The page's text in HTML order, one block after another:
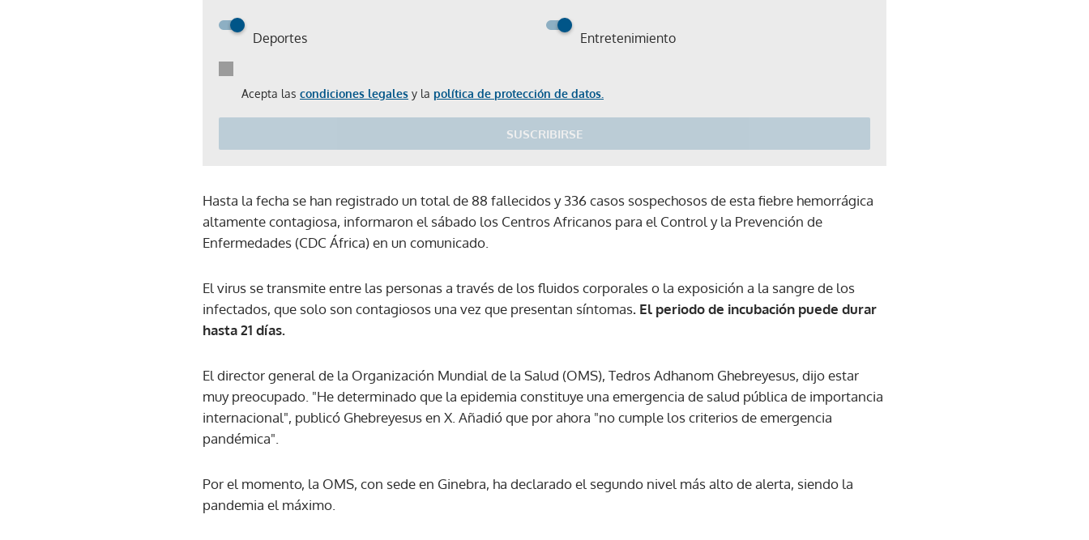
Deportes Entretenimiento
Acepta las condiciones legales y la política de protección de datos.
SUSCRIBIRSE
Gracias por suscribirte a nuestro boletín.
ACEPTAR
Hasta la fecha se han registrado un total de 88 fallecidos y 336 casos sospechosos de esta fiebre hemorrágica
altamente contagiosa, informaron el sábado los Centros Africanos para el Control y la Prevención de
Enfermedades (CDC África) en un comunicado.
El virus se transmite entre las personas a través de los fluidos corporales o la exposición a la sangre de los
infectados, que solo son contagiosos una vez que presentan síntomas. El periodo de incubación puede durar
hasta 21 días.
El director general de la Organización Mundial de la Salud (OMS), Tedros Adhanom Ghebreyesus, dijo estar
muy preocupado. "He determinado que la epidemia constituye una emergencia de salud pública de importancia
internacional", publicó Ghebreyesus en X. Añadió que por ahora "no cumple los criterios de emergencia
pandémica".
Por el momento, la OMS, con sede en Ginebra, ha declarado el segundo nivel más alto de alerta, siendo la
pandemia el máximo.